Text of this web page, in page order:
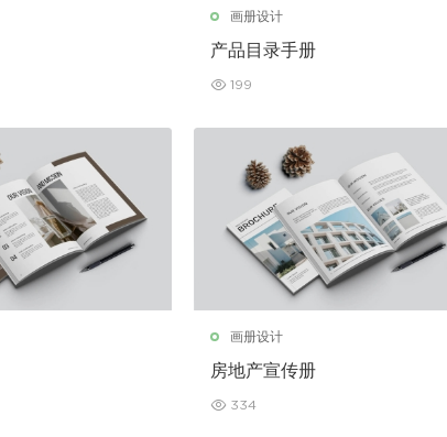
画册设计
产品目录手册
199
画册设计
房地产宣传册
334